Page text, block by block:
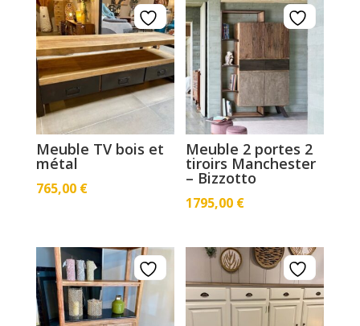
Meuble TV bois et
métal
765,00 €
Meuble 2 portes 2
tiroirs Manchester
– Bizzotto
1795,00 €